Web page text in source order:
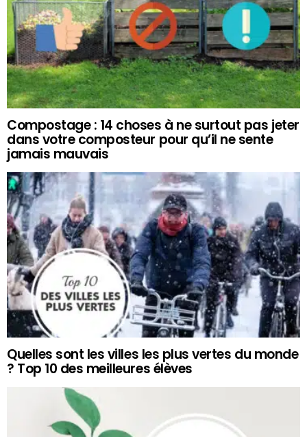
Compostage : 14 choses à ne surtout pas jeter
dans votre composteur pour qu’il ne sente
jamais mauvais
Quelles sont les villes les plus vertes du monde
? Top 10 des meilleures élèves